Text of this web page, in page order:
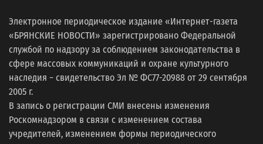
Электронное периодическое издание «Интернет-газета
«БРЯНСКИЕ НОВОСТИ» зарегистрировано Федеральной
службой по надзору за соблюдением законодательства в
сфере массовых коммуникаций и охране культурного
наследия − свидетельство Эл № ФС77-20988 от 29 сентября
2005 г.
В запись о регистрации СМИ внесены изменения
Роскомнадзором в связи с изменением состава
учредителей, изменением формы периодического